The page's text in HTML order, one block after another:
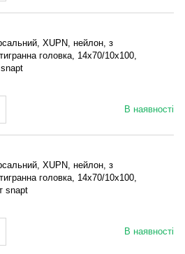
XUPN, нейлон, з
головка, 14x70/10x100,
В наявності
XUPN, нейлон, з
головка, 14x70/10x100,
snapt
В наявності